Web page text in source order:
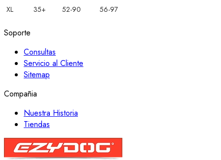
XL
35+ 52-90 56-97
Soporte
Consultas
Servicio al Cliente
Sitemap
Compañia
Nuestra Historia
Tiendas